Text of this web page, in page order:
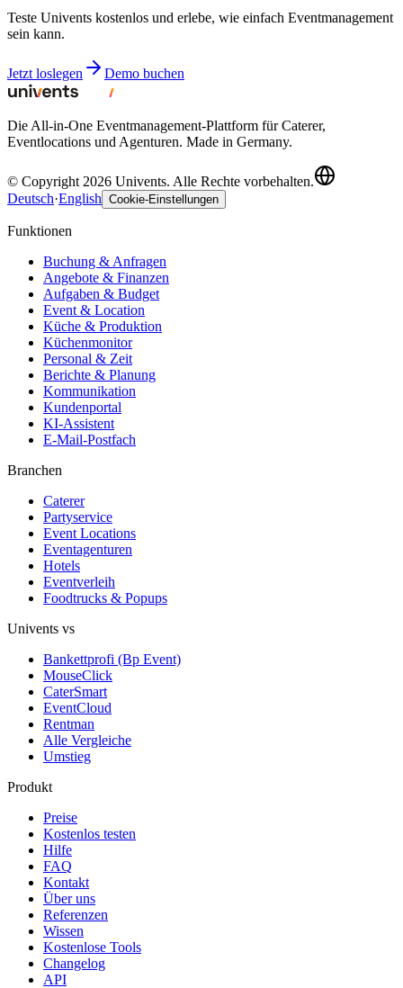
Teste Univents kostenlos und erlebe, wie einfach Eventmanagement
sein kann.
Jetzt loslegen Demo buchen
Die All-in-One Eventmanagement-Plattform für Caterer,
Eventlocations und Agenturen. Made in Germany.
© Copyright 2026 Univents. Alle Rechte vorbehalten.
Deutsch·English Cookie-Einstellungen
Funktionen
Buchung & Anfragen
Angebote & Finanzen
Aufgaben & Budget
Event & Location
Küche & Produktion
Küchenmonitor
Personal & Zeit
Berichte & Planung
Kommunikation
Kundenportal
KI-Assistent
E-Mail-Postfach
Branchen
Caterer
Partyservice
Event Locations
Eventagenturen
Hotels
Eventverleih
Foodtrucks & Popups
Univents vs
Bankettprofi (Bp Event)
MouseClick
CaterSmart
EventCloud
Rentman
Alle Vergleiche
Umstieg
Produkt
Preise
Kostenlos testen
Hilfe
FAQ
Kontakt
Über uns
Referenzen
Wissen
Kostenlose Tools
Changelog
API